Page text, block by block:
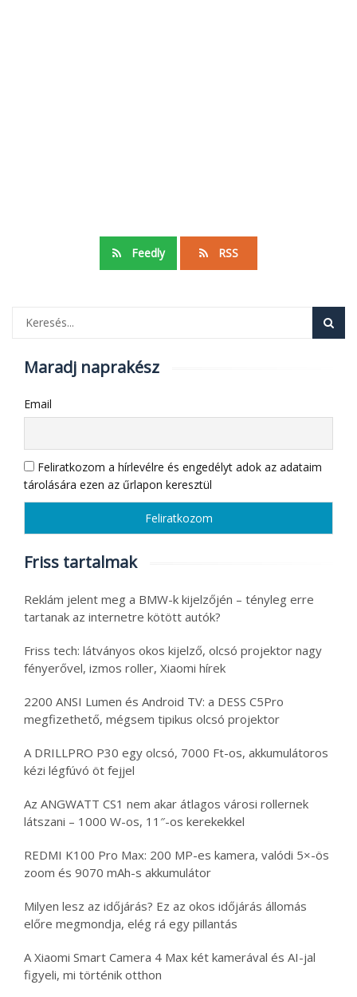
Feedly RSS
Maradj naprakész
Email
Feliratkozom a hírlevélre és engedélyt adok az adataim
tárolására ezen az űrlapon keresztül
Friss tartalmak
Reklám jelent meg a BMW-k kijelzőjén – tényleg erre
tartanak az internetre kötött autók?
Friss tech: látványos okos kijelző, olcsó projektor nagy
fényerővel, izmos roller, Xiaomi hírek
2200 ANSI Lumen és Android TV: a DESS C5Pro
megfizethető, mégsem tipikus olcsó projektor
A DRILLPRO P30 egy olcsó, 7000 Ft-os, akkumulátoros
kézi légfúvó öt fejjel
Az ANGWATT CS1 nem akar átlagos városi rollernek
látszani – 1000 W-os, 11″-os kerekekkel
REDMI K100 Pro Max: 200 MP-es kamera, valódi 5×-ös
zoom és 9070 mAh-s akkumulátor
Milyen lesz az időjárás? Ez az okos időjárás állomás
előre megmondja, elég rá egy pillantás
A Xiaomi Smart Camera 4 Max két kamerával és AI-jal
figyeli, mi történik otthon